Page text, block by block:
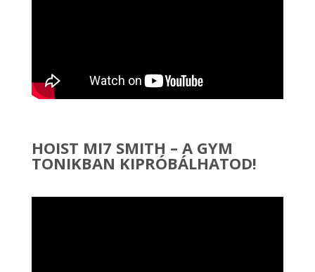
HOIST MI7 SMITH – A GYM
TONIKBAN KIPRÓBÁLHATOD!